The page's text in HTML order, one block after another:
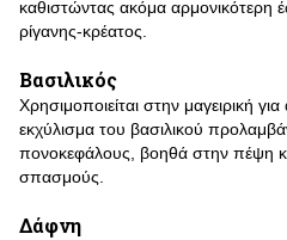
καθιστώντας ακόμα αρμονικότερη
ρίγανης-κρέατος.
Βασιλικός
Χρησιμοποιείται στην μαγειρική
εκχύλισμα του βασιλικού
πονοκεφάλους, βοηθά στην πέψη
σπασμούς.
Δάφνη